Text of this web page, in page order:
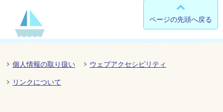
ページの先頭へ戻る
個人情報の取り扱い ウェブアクセシビリティ
リンクについて